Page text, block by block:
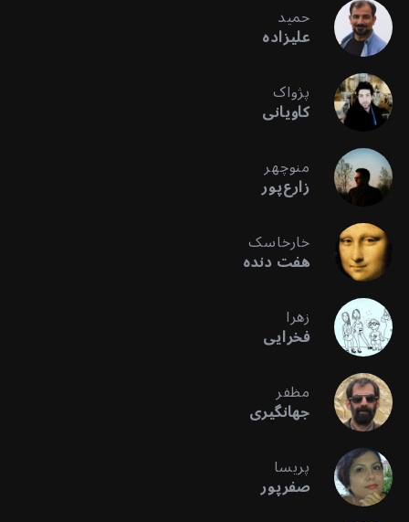
حمید
علیزاده
پژواک
کاویانی
منوچهر
زارع‌پور
خارخاسک
هفت دنده
زهرا
فخرایی
مظفر
جهانگیری
پریسا
صفرپور